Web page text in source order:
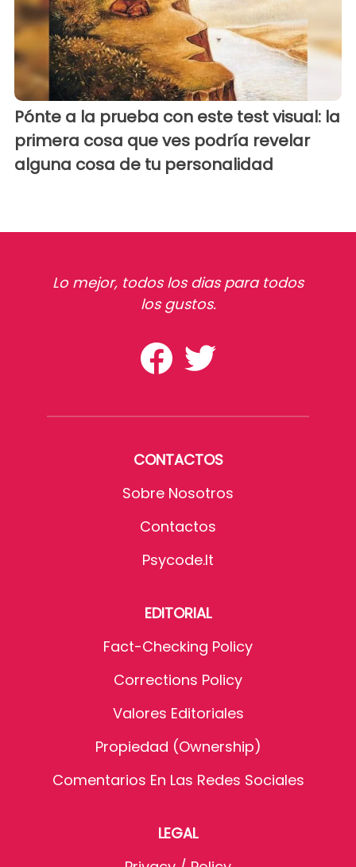
Pónte a la prueba con este test visual: la
primera cosa que ves podría revelar
alguna cosa de tu personalidad
Lo mejor, todos los dias para todos
los gustos.
CONTACTOS
Sobre Nosotros
Contactos
Psycode.it
EDITORIAL
Fact-Checking Policy
Corrections Policy
Valores Editoriales
Propiedad (Ownership)
Comentarios En Las Redes Sociales
LEGAL